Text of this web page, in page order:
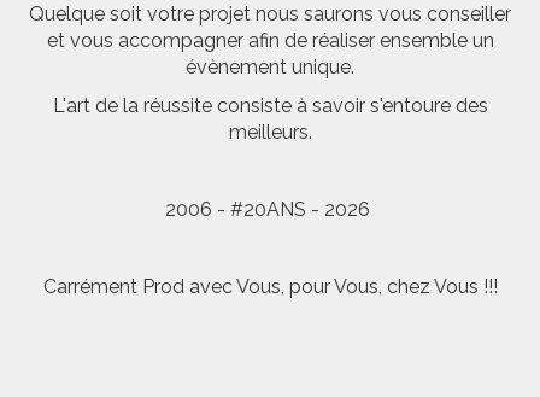
Quelque soit votre projet nous saurons vous conseiller
et vous accompagner afin de réaliser ensemble un
évènement unique.
L'art de la réussite consiste à savoir s'entoure des
meilleurs.
2006 - #20ANS - 2026
Carrément Prod avec Vous, pour Vous, chez Vous !!!